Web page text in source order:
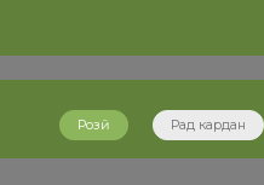
Розӣ Рад кардан